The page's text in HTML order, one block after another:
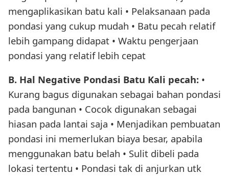
mengaplikasikan batu kali • Pelaksanaan pada
pondasi yang cukup mudah • Batu pecah relatif
lebih gampang didapat • Waktu pengerjaan
pondasi yang relatif lebih cepat
B. Hal Negative Pondasi Batu Kali pecah: •
Kurang bagus digunakan sebagai bahan pondasi
pada bangunan • Cocok digunakan sebagai
hiasan pada lantai saja • Menjadikan pembuatan
pondasi ini memerlukan biaya besar, apabila
menggunakan batu belah • Sulit dibeli pada
lokasi tertentu • Pondasi tak di anjurkan utk